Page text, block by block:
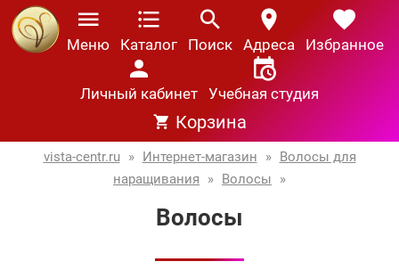
Меню Каталог Поиск Адреса Избранное
Личный кабинет Учебная студия
Корзина
vista-centr.ru » Интернет-магазин » Волосы для
наращивания
» Волосы »
Волосы